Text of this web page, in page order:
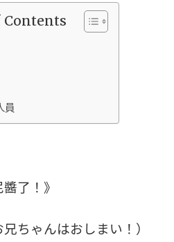
Contents
員
了！》
兄ちゃんはおしまい！）